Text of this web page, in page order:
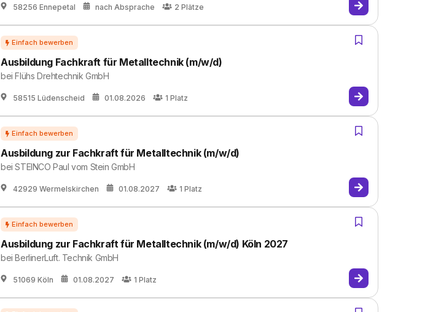
58256 Ennepetal nach Absprache 2 Plätze
Ausbildung Fachkraft für Metalltechnik (m/w/d)
beiFlühs Drehtechnik GmbH
58515 Lüdenscheid 01.08.2026 1 Platz
Ausbildung zur Fachkraft für Metalltechnik (m/w/d)
beiSTEINCO Paul vom Stein GmbH
42929 Wermelskirchen 01.08.2027 1 Platz
Ausbildung zur Fachkraft für Metalltechnik (m/w/d) Köln 2027
beiBerlinerLuft. Technik GmbH
51069 Köln 01.08.2027 1 Platz